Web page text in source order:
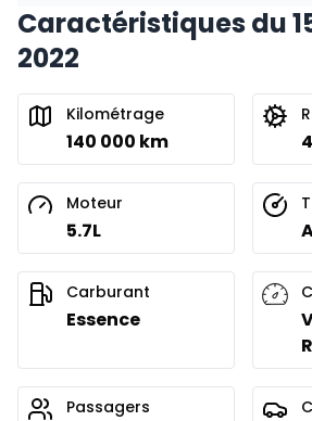
Financement sur 24 mois
Financement sur 24 mois
Caractéristiques du
2022
Kilométrage
140 000 km
Moteur
5.7L
Carburant
Essence
Passagers